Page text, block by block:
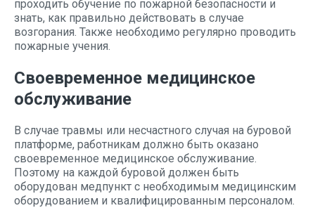
проходить обучение по пожарной безопасности и
знать, как правильно действовать в случае
возгорания. Также необходимо регулярно проводить
пожарные учения.
Своевременное медицинское
обслуживание
В случае травмы или несчастного случая на буровой
платформе, работникам должно быть оказано
своевременное медицинское обслуживание.
Поэтому на каждой буровой должен быть
оборудован медпункт с необходимым медицинским
оборудованием и квалифицированным персоналом.